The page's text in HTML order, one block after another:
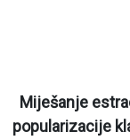
Miješanje
popularizacije